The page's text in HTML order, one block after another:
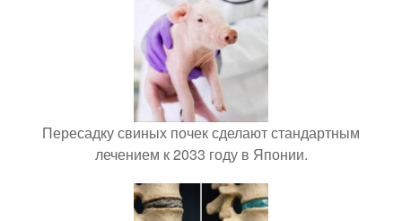
Пересадку свиных почек сделают стандартным
лечением к 2033 году в Японии.